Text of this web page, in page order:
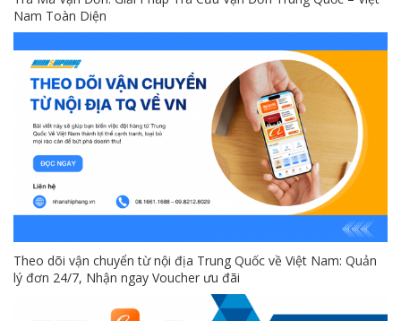
Nam Toàn Diện
Theo dõi vận chuyển từ nội địa Trung Quốc về Việt Nam: Quản
lý đơn 24/7, Nhận ngay Voucher ưu đãi